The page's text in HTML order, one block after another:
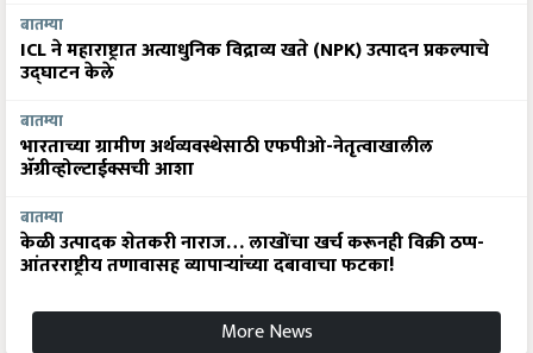
बातम्या
ICL ने महाराष्ट्रात अत्याधुनिक विद्राव्य खते (NPK) उत्पादन प्रकल्पाचे
उद्घाटन केले
बातम्या
भारताच्या ग्रामीण अर्थव्यवस्थेसाठी एफपीओ-नेतृत्वाखालील
अ‍ॅग्रीव्होल्टाईक्सची आशा
बातम्या
केळी उत्पादक शेतकरी नाराज… लाखोंचा खर्च करूनही विक्री ठप्प-
आंतरराष्ट्रीय तणावासह व्यापाऱ्यांच्या दबावाचा फटका!
More News